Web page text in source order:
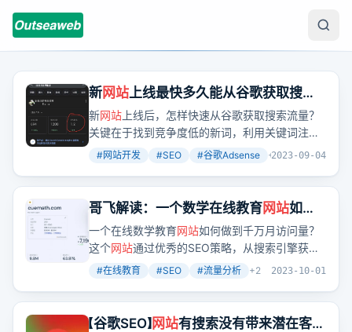
新网站上线最快多久能从谷歌获取搜索
流量？答案是48小时内。
新网站 上线后，怎样快速从谷歌获取搜索流量？
关键在于找到竞争度低的新词，利用关键词注册
域名，并确保
网站内容满足用户需求。
#网站开发 #SEO #谷歌Adsense +2
2023-09-04
哥飞解读：一个数学在线教育网站如何
做到一千万月访问量
一个在线数学教育网站如何做到千万月访问量？
这个网站通过优秀的SEO策略，从搜索引擎获取
了大量流量，特别是在印度和美国市场。
#在线教育 #SEO #流量分析 +2 2023-10-01
【谷歌SEO】 网站有搜索没有带来潜在客户